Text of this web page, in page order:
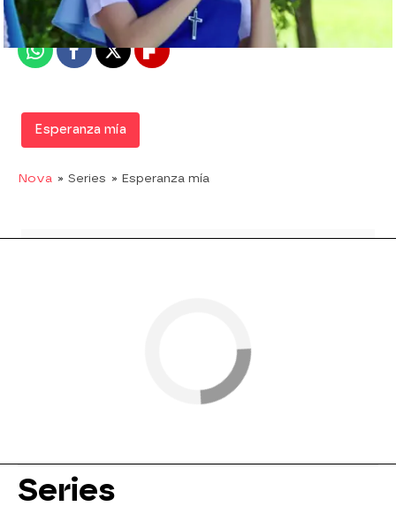
Publicado:06 de abril de 2016, 15:04
WhatsappFacebook
X Flipboard
Esperanza mía
Nova » Series » Esperanza mía
Series